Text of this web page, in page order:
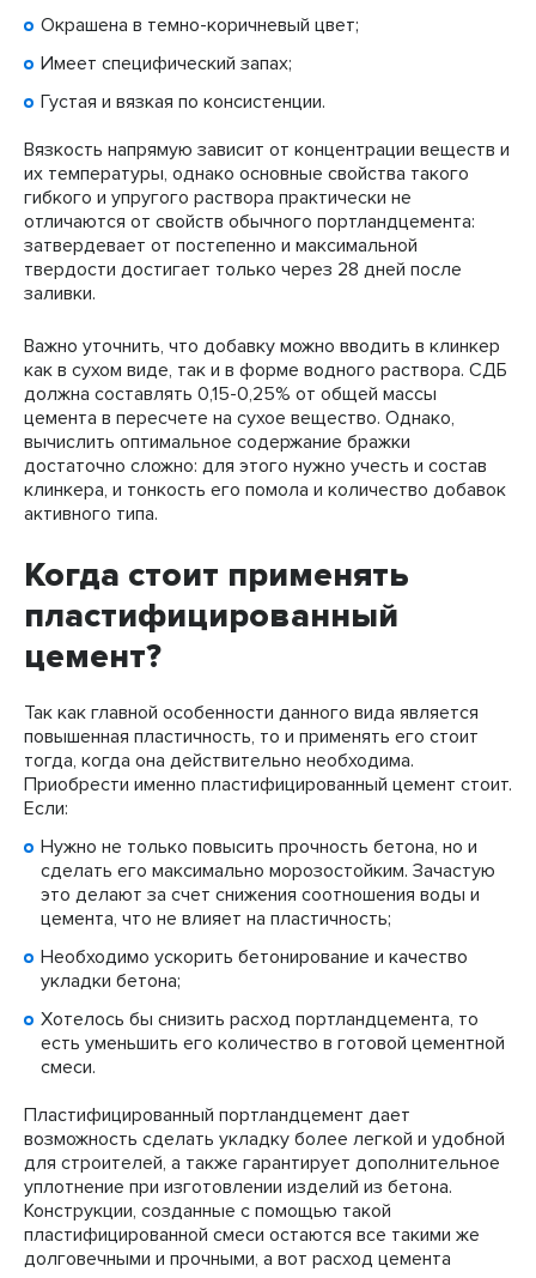
Окрашена в темно-коричневый цвет;
Имеет специфический запах;
Густая и вязкая по консистенции.
Вязкость напрямую зависит от концентрации веществ и
их температуры, однако основные свойства такого
гибкого и упругого раствора практически не
отличаются от свойств обычного портландцемента:
затвердевает от постепенно и максимальной
твердости достигает только через 28 дней после
заливки.
Важно уточнить, что добавку можно вводить в клинкер
как в сухом виде, так и в форме водного раствора. СДБ
должна составлять 0,15-0,25% от общей массы
цемента в пересчете на сухое вещество. Однако,
вычислить оптимальное содержание бражки
достаточно сложно: для этого нужно учесть и состав
клинкера, и тонкость его помола и количество добавок
активного типа.
Когда стоит применять
пластифицированный
цемент?
Так как главной особенности данного вида является
повышенная пластичность, то и применять его стоит
тогда, когда она действительно необходима.
Приобрести именно пластифицированный цемент стоит.
Если:
Нужно не только повысить прочность бетона, но и
сделать его максимально морозостойким. Зачастую
это делают за счет снижения соотношения воды и
цемента, что не влияет на пластичность;
Необходимо ускорить бетонирование и качество
укладки бетона;
Хотелось бы снизить расход портландцемента, то
есть уменьшить его количество в готовой цементной
смеси.
Пластифицированный портландцемент дает
возможность сделать укладку более легкой и удобной
для строителей, а также гарантирует дополнительное
уплотнение при изготовлении изделий из бетона.
Конструкции, созданные с помощью такой
пластифицированной смеси остаются все такими же
долговечными и прочными, а вот расход цемента